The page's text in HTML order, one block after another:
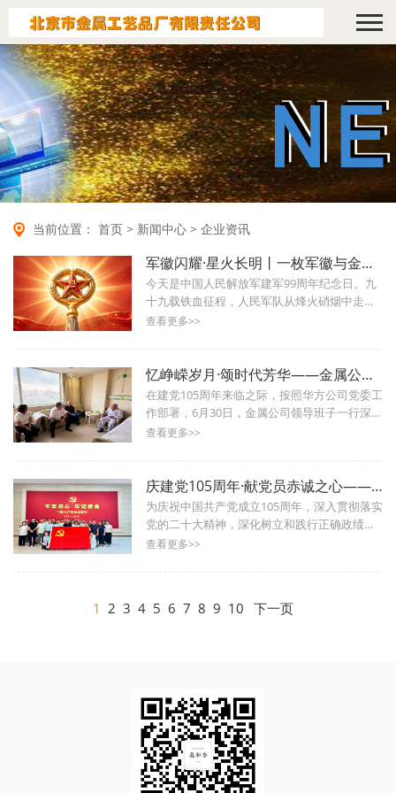
当前位置： 首页 > 新闻中心 > 企业资讯
军徽闪耀·星火长明丨一枚军徽与金属匠人的忠诚守望
今天是中国人民解放军建军99周年纪念日。九
十九载铁血征程，人民军队从烽火硝烟中走
来，以铮铮铁骨守护着国家的安宁与尊严。作
查看更多>>
忆峥嵘岁月·颂时代芳华——金属公司党总支走访慰问离休老干部
在建党105周年来临之际，按照华方公司党委工
作部署，6月30日，金属公司领导班子一行深入
走访慰问离休老干部，向他们送去党组织的关
查看更多>>
庆建党105周年·献党员赤诚之心——金属公司党总支开展建党105周年献爱心活动及参观党史馆主题党日活动
为庆祝中国共产党成立105周年，深入贯彻落实
党的二十大精神，深化树立和践行正确政绩观
主题教育，进一步强化党员党性教育，将党的
查看更多>>
1 2 3 4 5 6 7 8 9 10 下一页